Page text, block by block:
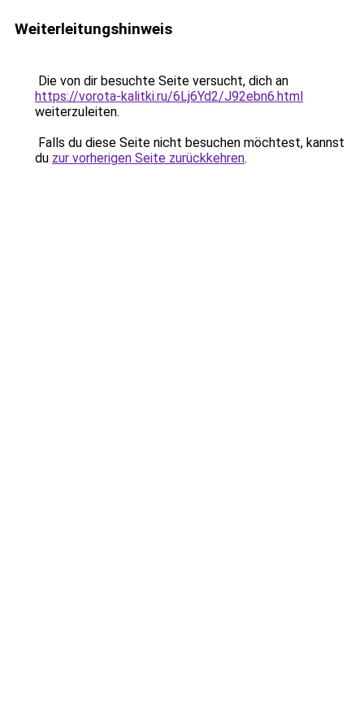
Weiterleitungshinweis
Die von dir besuchte Seite versucht, dich an
https://vorota-kalitki.ru/6Lj6Yd2/J92ebn6.html
weiterzuleiten.
Falls du diese Seite nicht besuchen möchtest, kannst
du zur vorherigen Seite zurückkehren.